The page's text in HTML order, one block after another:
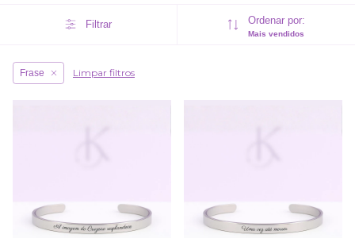
Filtrar Ordenar por:
Mais vendidos
Frase Limpar filtros